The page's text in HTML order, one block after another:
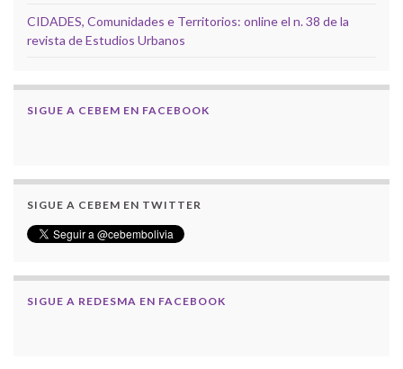
CIDADES, Comunidades e Territorios: online el n. 38 de la
revista de Estudios Urbanos
SIGUE A CEBEM EN FACEBOOK
SIGUE A CEBEM EN TWITTER
SIGUE A REDESMA EN FACEBOOK